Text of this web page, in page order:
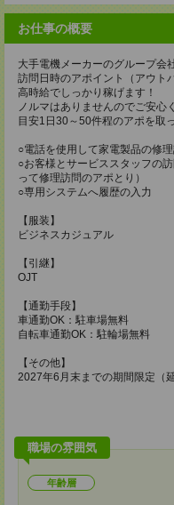
お仕事の概要
大手電機メーカーのグループ会
訪問日時のアポイント（アウト
高時給でしっかり稼げます！
ノルマはありませんのでご安心
目安1日30～50件程のアポを取
○電話を使用して家電製品の修
○お客様とサービススタッフの
って修理訪問のアポとり）
○専用システムへ履歴の入力
【服装】
ビジネスカジュアル
【引継】
OJT
【通勤手段】
車通勤OK：駐車場無料
自転車通勤OK：駐輪場無料
【その他】
2027年6月末までの期間限定（
職場の雰囲気
年齢層